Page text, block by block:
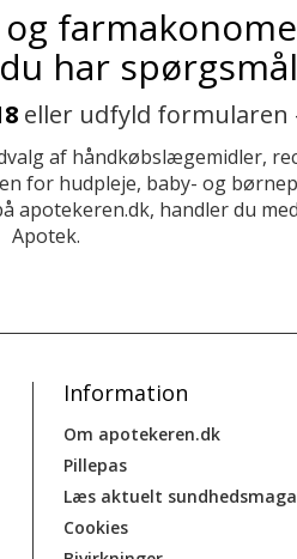
har spørgsmål
eller udfyld formularen
af håndkøbslægemidler,
for hudpleje, baby- og
apotekeren.dk, handler du
Apotek.
Information
Om apotekeren.dk
Pillepas
Læs aktuelt
Cookies